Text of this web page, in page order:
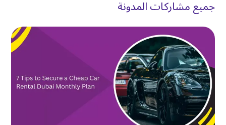
تشتهر الكرامة بشوارعها النابضة بالحياة، وفرص
التسوق بأسعار معقولة، ومطاعمها المتنوعة، وموقعها
المركزي، مما يجعلها نقطة انطلاق ممتازة لاكتشاف كل
ما تقدمه دبي. ولكن على الرغم من أن المنطقة تتمتع
بشبكة مواصلات عامة جيدة، فإن الاعتماد فقط على
الحافلات أو سيارات الأجرة قد يحد من مرونتك، خاصةً
إذا كنت تخطط لزيارة وجهات متعددة في يوم واحد
لهذا السبب يختار العديد من الزوار والمقيمين
جميع مشاركات المدونة